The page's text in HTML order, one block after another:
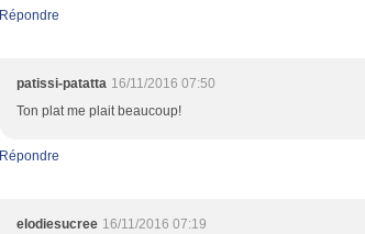
Répondre
patissi-patatta 16/11/2016 07:50
Ton plat me plait beaucoup!
Répondre
elodiesucree 16/11/2016 07:19